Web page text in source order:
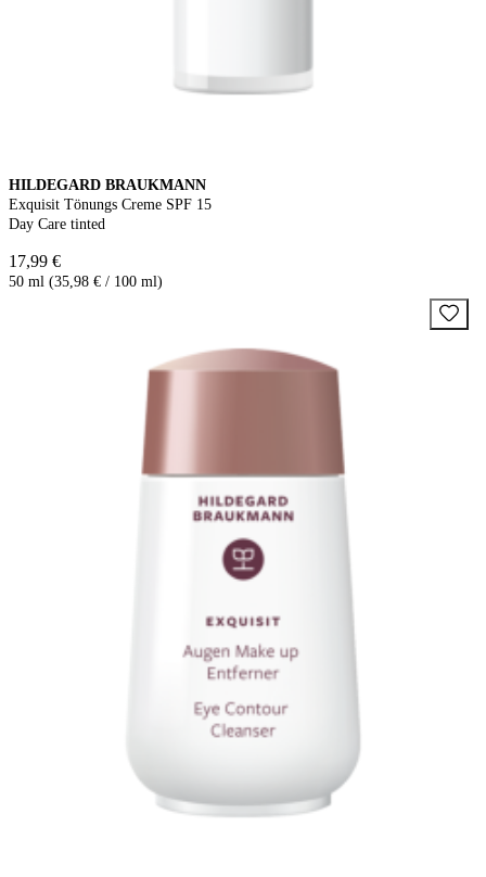
HILDEGARD BRAUKMANN
Exquisit Tönungs Creme SPF 15
Day Care tinted
17,99 €
50 ml (35,98 € / 100 ml)